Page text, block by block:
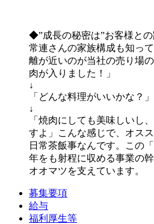
◆”成長の秘密は”お客様と
常連さんの家族構成も知っ
離が近いのが当社の売り場
肉が入りました！」
↓
「どんな料理がいいかな？」
↓
「焼肉にしても美味しいし
すよ」こんな感じで、オス
日常茶飯事なんです。この
年をも射程に収める事業の幹
オオマツを支えています。
募集要項
給与
福利厚生等